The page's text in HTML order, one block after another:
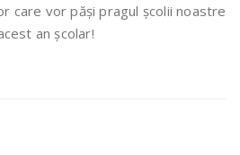
care vor păși pragul școlii noastre
an școlar!